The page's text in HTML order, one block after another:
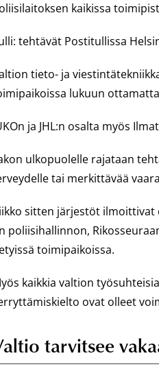
kaikissa
tehtävät Postitullissa
tieto- ja
lukuun
ja JHL:n osalta myös
ulkopuolelle rajataan
tai merkittävää
sitten järjestöt ilmoittivat
poliisihallinnon,
toimipaikoissa.
kaikkia valtion
ovat olleet
tarvitsee